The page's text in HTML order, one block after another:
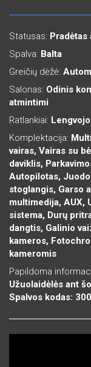
Statusas: Pradėtas
Spalva: Balta
Greičių dėžė:
Salonas: Odinis
atmintimi
Ratlankiai:
Komplektacija:
vairas, Vairas su
daviklis,
Autopilotas,
stoglangis, Garso
multimedija, AUX,
sistema, Durų
dangtis, Galinio
kameros,
kameromis
Papildoma
Užuolaidėlės ant
Spalvos kodas: